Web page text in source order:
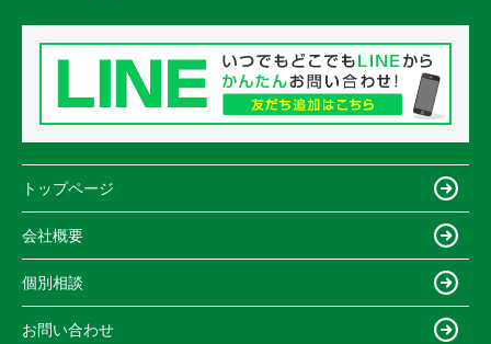
トップページ
会社概要
個別相談
お問い合わせ